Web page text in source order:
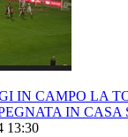
IN CAMPO LA
IN CASA
13:30